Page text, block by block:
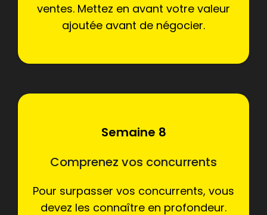
ventes. Mettez en avant votre valeur
ajoutée avant de négocier.
Semaine 8
Comprenez vos concurrents
Pour surpasser vos concurrents, vous
devez les connaître en profondeur.